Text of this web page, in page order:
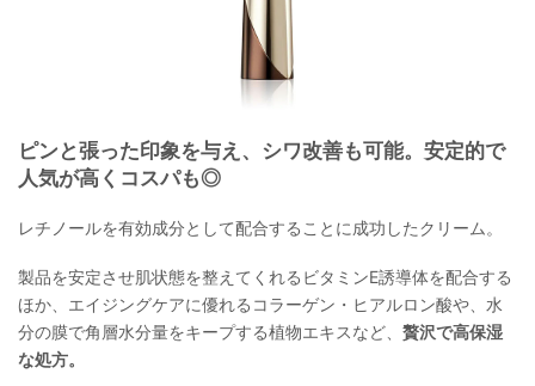
ピンと張った印象を与え、シワ改善も可能。安定的で
人気が高くコスパも◎
レチノールを有効成分として配合することに成功したクリーム。
製品を安定させ肌状態を整えてくれるビタミンE誘導体を配合する
ほか、エイジングケアに優れるコラーゲン・ヒアルロン酸や、水
分の膜で角層水分量をキープする植物エキスなど、 贅沢で高保湿
な処方。